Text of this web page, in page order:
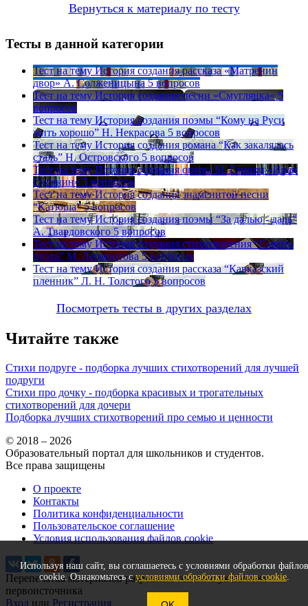
Вернуться к материалу по тесту
Тесты в данной категории
Тест на тему История создания рассказа «Матренин
двор» А. Солженицына 5 вопросов
Тест на тему История создания песни «Смуглянка» 5
вопросов
Тест на тему История создания поэмы “Кому на Руси
жить хорошо” Н. Некрасова 5 вопросов
Тест на тему История создания романа “Как закалялась
сталь” Н. Островского 5 вопросов
Тест на тему История создания оперы М. Глинки «Иван
Сусанин» 5 вопросов
Тест на тему История создания знаменитой песни
“Катюша” 5 вопросов
Тест на тему История создания поэмы “За далью - даль”
А. Твардовского 5 вопросов
Тест на тему История создания стихотворения “Смерть
поэта” М. Лермонтова 5 вопросов
Тест на тему История создания рассказа “Кавказский
пленник” Л. Н. Толстого 5 вопросов
Посмотреть тесты в других разделах
Читайте также
Стихи подруге - подборка лучших стихотворений для лучшей
подруги
Стихи про дочку - подборка красивых и трогательных
стихотворений для дочери
Подборка лучших стихотворений про семью и ценности
Используя наш сайт, вы соглашаетесь с условиями обработки файлов
cookie. Ознакомьтесь сусловиями обработки файлов cookie.
© 2018 – 2026
Образовательный портал для школьников и студентов.
Все права защищены
О проекте
Контакты
Политика конфиденциальности
Пользовательское соглашение
Условия использования файлов cookie
Перепечатка материалов разрешена только с указанием
первоисточника
Вход или Регистрация